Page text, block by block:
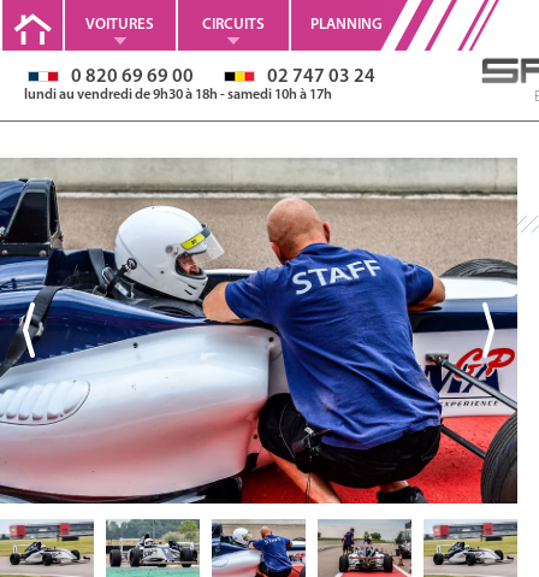
VOITURES CIRCUITS PLANNING
0 820 69 69 00 02 747 03 24
lundi au vendredi de 9h30 à 18h - samedi 10h à 17h